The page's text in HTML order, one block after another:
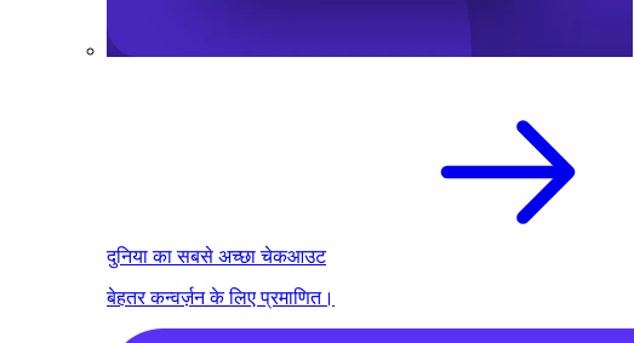
दुनिया का सबसे अच्छा चेकआउट
बेहतर कन्वर्ज़न के लिए प्रमाणित।